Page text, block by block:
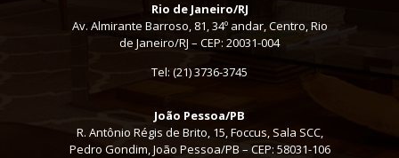
Rio de Janeiro/RJ
Av. Almirante Barroso, 81, 34º andar, Centro, Rio
de Janeiro/RJ – CEP: 20031-004
Tel: (21) 3736-3745
João Pessoa/PB
R. Antônio Régis de Brito, 15, Foccus, Sala SCC,
Pedro Gondim, João Pessoa/PB – CEP: 58031-106